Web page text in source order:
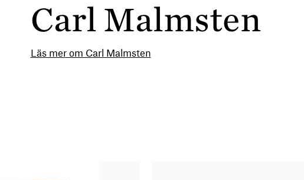
Carl Malmsten
Läs mer om Carl Malmsten